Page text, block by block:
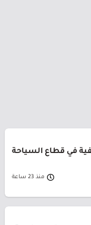
في قطاع السياحة
منذ 23 ساعة